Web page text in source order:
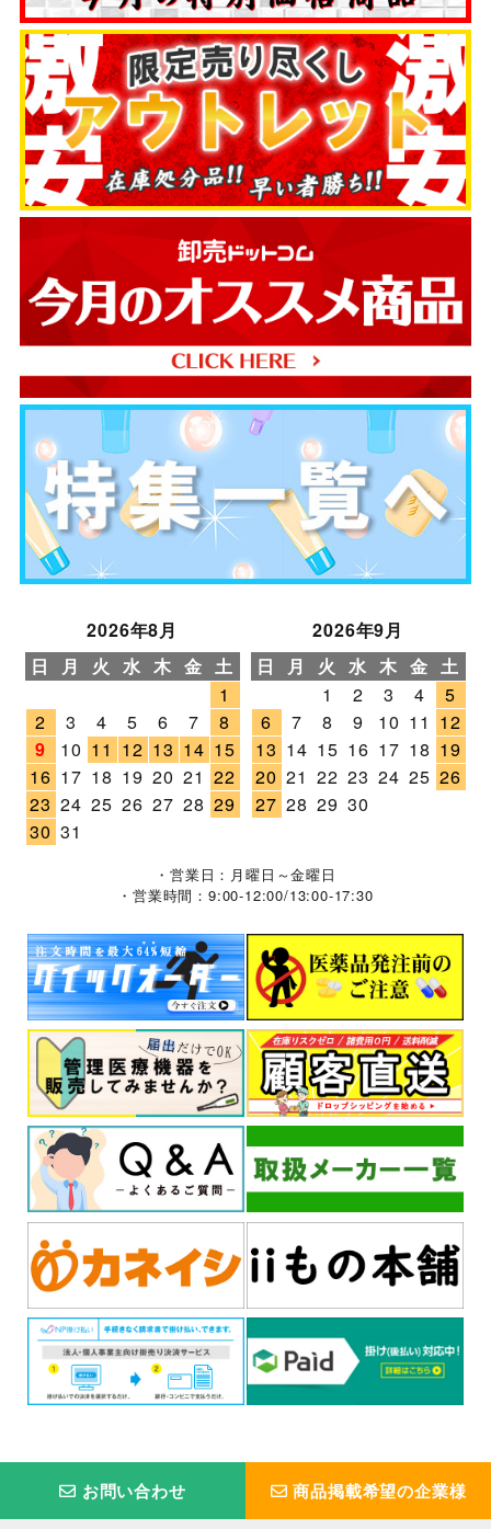
2026年8月
日
月 火 水 木 金 土
1
2
3 4 5 6 7
8
9
10 11 12 13 14 15
16 17 18 19 20 21 22
23 24 25 26 27 28 29
30 31
2026年9月
日
月 火 水 木 金 土
1
2 3 4
5
6
7 8 9 10 11 12
13 14 15 16 17 18 19
20 21 22 23 24 25 26
27 28 29 30
・営業日：月曜日～金曜日
・営業時間：9:00-12:00/13:00-17:30
お問い合わせ 商品掲載希望の企業様